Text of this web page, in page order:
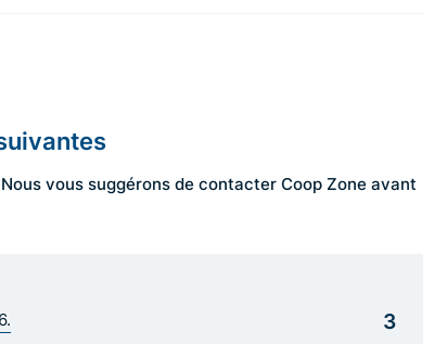
vous suggérons de contacter Coop Zone avant
3